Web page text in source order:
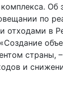
Об
по
в
страны,
и